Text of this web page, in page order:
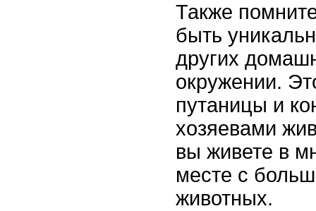
Также
быть
других
окружении.
путаницы и
хозяевами
вы живете в
месте с
животных.